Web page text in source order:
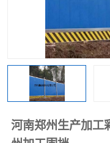
河南郑州生产加工